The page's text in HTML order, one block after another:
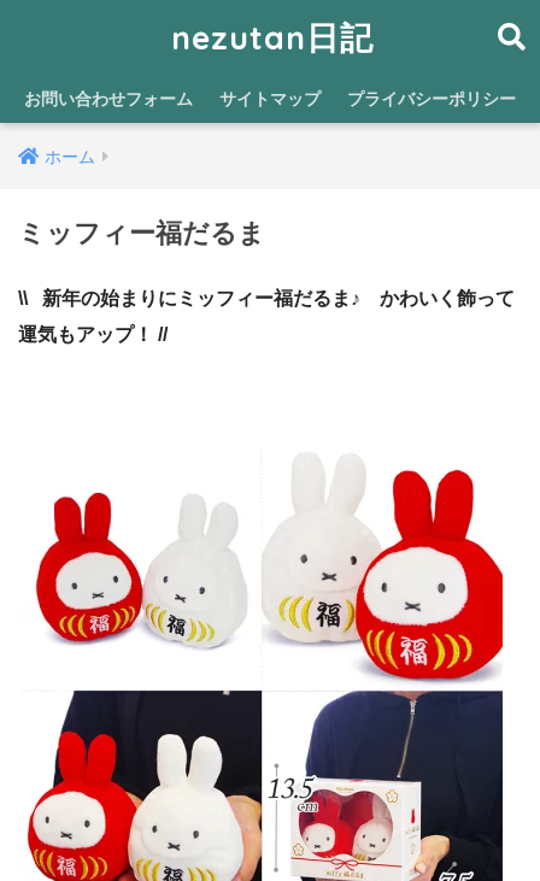
nezutan日記
お問い合わせフォーム サイトマップ プライバシーポリシー
ホーム
ミッフィー福だるま
\\ 新年の始まりにミッフィー福だるま♪ かわいく飾って
運気もアップ！ //